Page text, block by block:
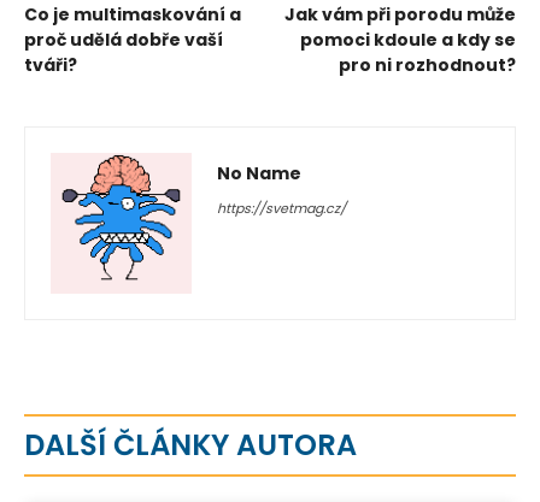
Co je multimaskování a
proč udělá dobře vaší
tváři?
Jak vám při porodu může
pomoci kdoule a kdy se
pro ni rozhodnout?
No Name
https://svetmag.cz/
DALŠÍ ČLÁNKY AUTORA